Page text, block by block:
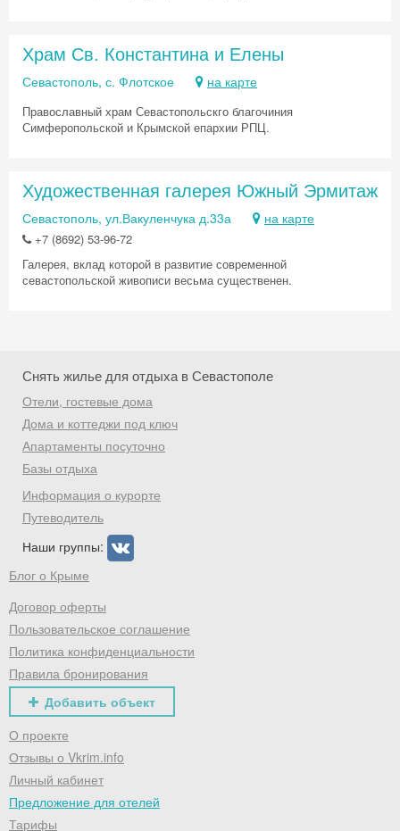
Храм Св. Константина и Елены
Севастополь, с. Флотское на карте
Православный храм Севастопольскго благочиния
Симферопольской и Крымской епархии РПЦ.
Художественная галерея Южный Эрмитаж
Севастополь, ул.Вакуленчука д.33а на карте
+7 (8692) 53-96-72
Галерея, вклад которой в развитие современной
севастопольской живописи весьма существенен.
Снять жилье для отдыха в Севастополе
Отели, гостевые дома
Дома и коттеджи под ключ
Апартаменты посуточно
Базы отдыха
Информация о курорте
Путеводитель
Наши группы:
Блог о Крыме
Договор оферты
Пользовательское соглашение
Политика конфиденциальности
Правила бронирования
Добавить объект
О проекте
Отзывы о Vkrim.info
Личный кабинет
Предложение для отелей
Тарифы